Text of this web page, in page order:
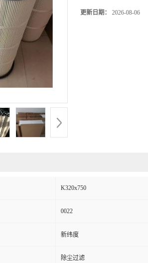
更新日期： 2026-08-06
K320x750
0022
新纬度
除尘过滤